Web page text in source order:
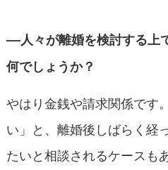
––人々が離婚を検討する上
何でしょうか？
やはり金銭や請求関係です
い」と、離婚後しばらく経
たいと相談されるケースも